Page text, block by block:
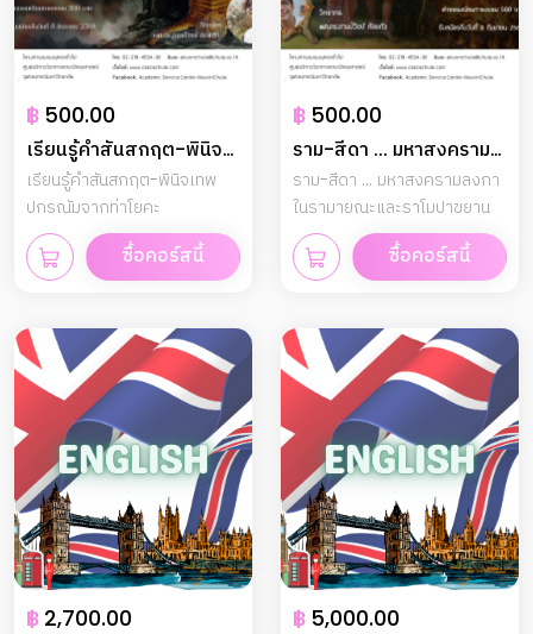
฿ 500.00
เรียนรู้คำสันสกฤต-พินิจ
เทพปกรณัมจากท่าโยคะ
เรียนรู้คำสันสกฤต-พินิจเทพ
ปกรณัมจากท่าโยคะ
ซื้อคอร์สนี้
฿ 500.00
ราม-สีดา ... มหาสงคราม
ลงกาในรามายณะและราโม
ปาขยาน
ราม-สีดา ... มหาสงครามลงกา
ในรามายณะและราโมปาขยาน
ซื้อคอร์สนี้
฿ 2,700.00 ฿ 5,000.00